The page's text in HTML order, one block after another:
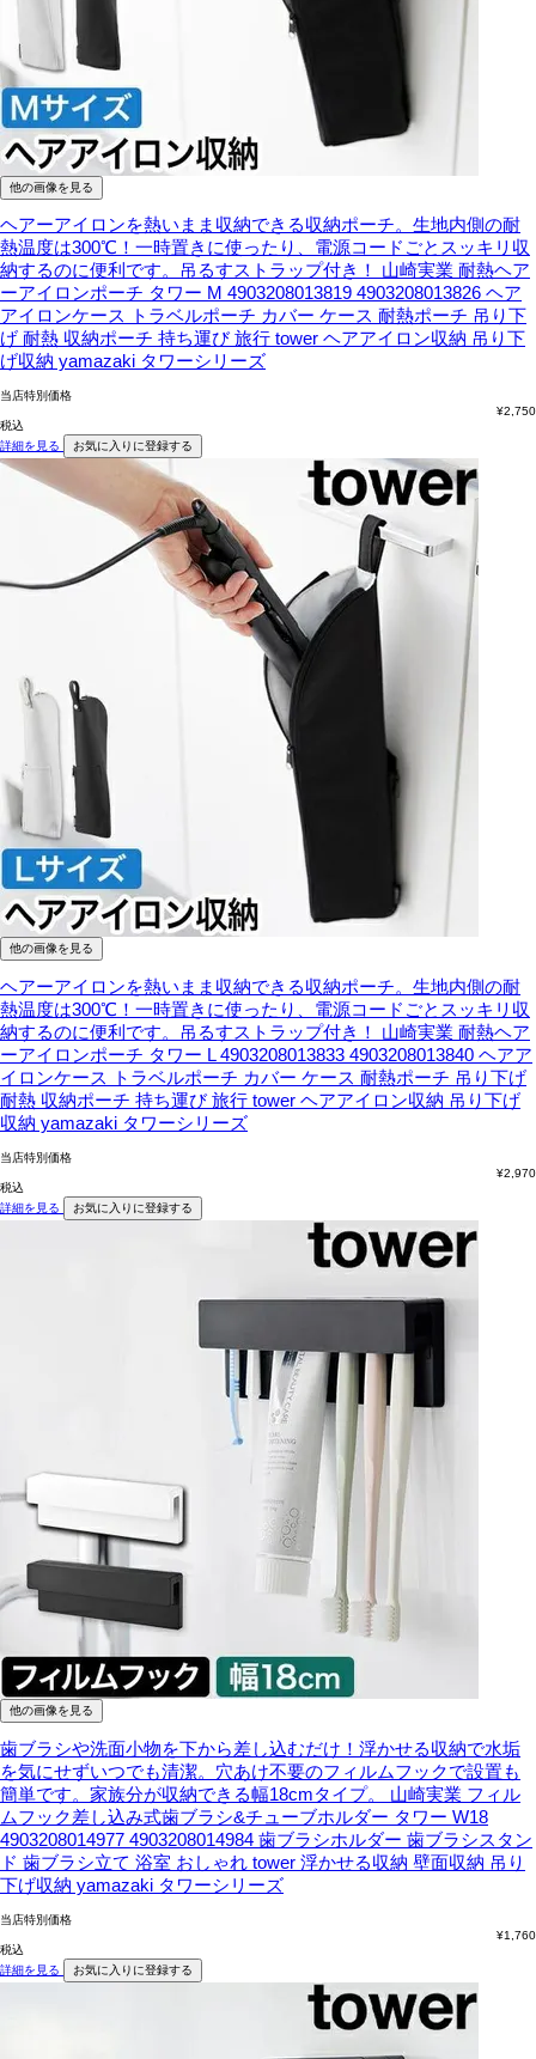
他の画像を見る
ヘアーアイロンを熱いまま収納できる収納ポーチ。生地内側の耐
熱温度は300℃！一時置きに使ったり、電源コードごとスッキリ収
納するのに便利です。吊るすストラップ付き！
山崎実業 耐熱ヘア
ーアイロンポーチ タワー M 4903208013819 4903208013826 ヘア
アイロンケース トラベルポーチ カバー ケース 耐熱ポーチ 吊り下
げ 耐熱 収納ポーチ 持ち運び 旅行 tower ヘアアイロン収納 吊り下
げ収納 yamazaki タワーシリーズ
当店特別価格
¥2,750
税込
詳細を見る
お気に入りに登録する
他の画像を見る
ヘアーアイロンを熱いまま収納できる収納ポーチ。生地内側の耐
熱温度は300℃！一時置きに使ったり、電源コードごとスッキリ収
納するのに便利です。吊るすストラップ付き！
山崎実業 耐熱ヘア
ーアイロンポーチ タワー L 4903208013833 4903208013840 ヘアア
イロンケース トラベルポーチ カバー ケース 耐熱ポーチ 吊り下げ
耐熱 収納ポーチ 持ち運び 旅行 tower ヘアアイロン収納 吊り下げ
収納 yamazaki タワーシリーズ
当店特別価格
¥2,970
税込
詳細を見る
お気に入りに登録する
他の画像を見る
歯ブラシや洗面小物を下から差し込むだけ！浮かせる収納で水垢
を気にせずいつでも清潔。穴あけ不要のフィルムフックで設置も
簡単です。家族分が収納できる幅18cmタイプ。
山崎実業 フィル
ムフック差し込み式歯ブラシ&チューブホルダー タワー W18
4903208014977 4903208014984 歯ブラシホルダー 歯ブラシスタン
ド 歯ブラシ立て 浴室 おしゃれ tower 浮かせる収納 壁面収納 吊り
下げ収納 yamazaki タワーシリーズ
当店特別価格
¥1,760
税込
詳細を見る
お気に入りに登録する